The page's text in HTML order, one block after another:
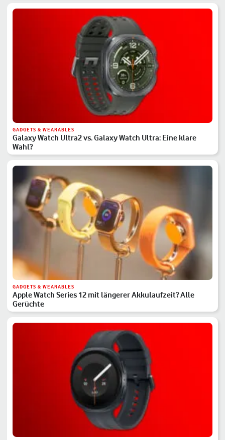
GADGETS & WEARABLES
Galaxy Watch Ultra2 vs. Galaxy Watch Ultra: Eine klare
Wahl?
GADGETS & WEARABLES
Apple Watch Series 12 mit längerer Akkulaufzeit? Alle
Gerüchte